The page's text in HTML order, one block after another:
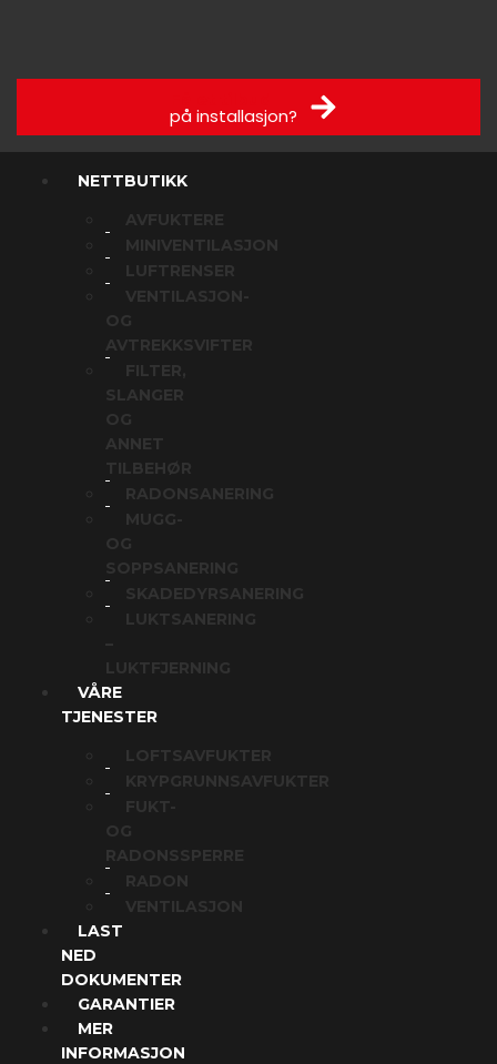
på installasjon?
NETTBUTIKK
AVFUKTERE
MINIVENTILASJON
LUFTRENSER
VENTILASJON-
AVTREKKSVIFTER
FILTER,
SLANGER
ANNET
TILBEHØR
RADONSANERING
MUGG-
SOPPSANERING
SKADEDYRSANERING
LUKTSANERING
LUKTFJERNING
VÅRE
TJENESTER
LOFTSAVFUKTER
KRYPGRUNNSAVFUKTER
FUKT-
RADONSSPERRE
RADON
VENTILASJON
LAST
NED
DOKUMENTER
GARANTIER
MER
INFORMASJON